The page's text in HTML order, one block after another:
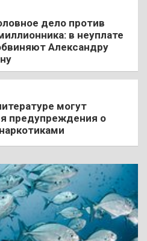
дело против
в неуплате
Александру
могут
предупреждения о